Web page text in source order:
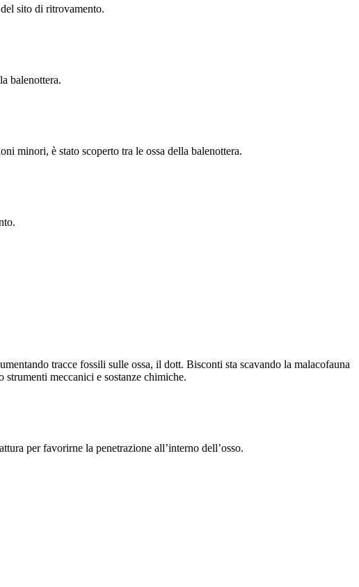
sito di ritrovamento.
balenottera.
minori, è stato scoperto tra le ossa della balenottera.
tracce fossili sulle ossa, il dott. Bisconti sta scavando la malacofauna
meccanici e sostanze chimiche.
per favorirne la penetrazione all’interno dell’osso.